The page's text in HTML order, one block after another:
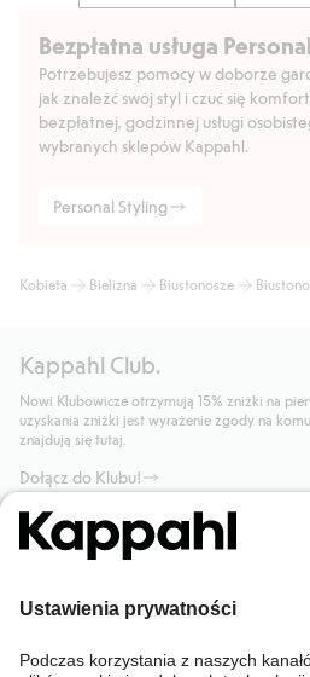
Bezpłatna usługa
Potrzebujesz pomocy w doborze
jak znaleźć swój styl i czuć się
bezpłatnej, godzinnej usługi
wybranych sklepów Kappahl.
Personal Styling
Kobieta Bielizna Biustonosze
Kappahl Club.
Nowi Klubowicze otrzymują 15% zniżki na
uzyskania zniżki jest wyrażenie zgody na
znajdują się tutaj.
Dołącz do Klubu!